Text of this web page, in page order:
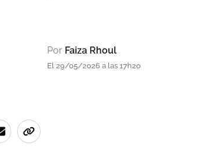
Por Faiza Rhoul
El 29/05/2026 a las 17h20